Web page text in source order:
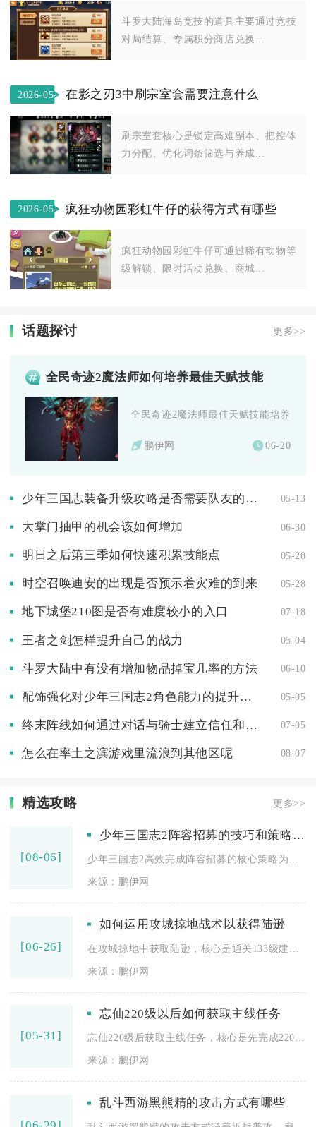
斗罗大陆海岛竞技的道具主要通过竞技
对局结算、专属积分商店兑换...
2026-05-
在影之刃3中刷宗室套需要注意什么
刷宗室套核心是锁定高难副本、把控体
力分配、优化词条筛选与养成...
2026-05-
疯狂动物园彩虹牛仔的获得方式有哪些
疯狂动物园彩虹牛仔可通过稀有动物等
级解锁、限时活动兑换、商城...
话题探讨 更多>>
全民奇迹2魔法师如何培养最佳天赋技能
全民奇迹2魔法师最佳天赋技能培养以
鹏伊网 06-20
少年三国志装备升级攻略是否需要队友的帮助 05-13
大掌门抽甲的机会该如何增加 06-30
明日之后第三季如何快速积累技能点 05-28
时空召唤迪安的出现是否预示着灾难的到来 05-28
地下城堡210图是否有难度较小的入口 07-18
王者之剑怎样提升自己的战力 05-04
斗罗大陆中有没有增加物品掉宝几率的方法 06-10
配饰强化对少年三国志2角色能力的提升有多大 05-05
终末阵线如何通过对话与骑士建立信任和合作 07-05
怎么在率土之滨游戏里流浪到其他区呢 08-07
精选攻略 更多>>
[08-06]
少年三国志2阵容招募的技巧和策略有哪些
来源：鹏伊网
[06-26]
如何运用攻城掠地战术以获得陆逊
来源：鹏伊网
[05-31]
忘仙220级以后如何获取主线任务
来源：鹏伊网
乱斗西游黑熊精的攻击方式有哪些